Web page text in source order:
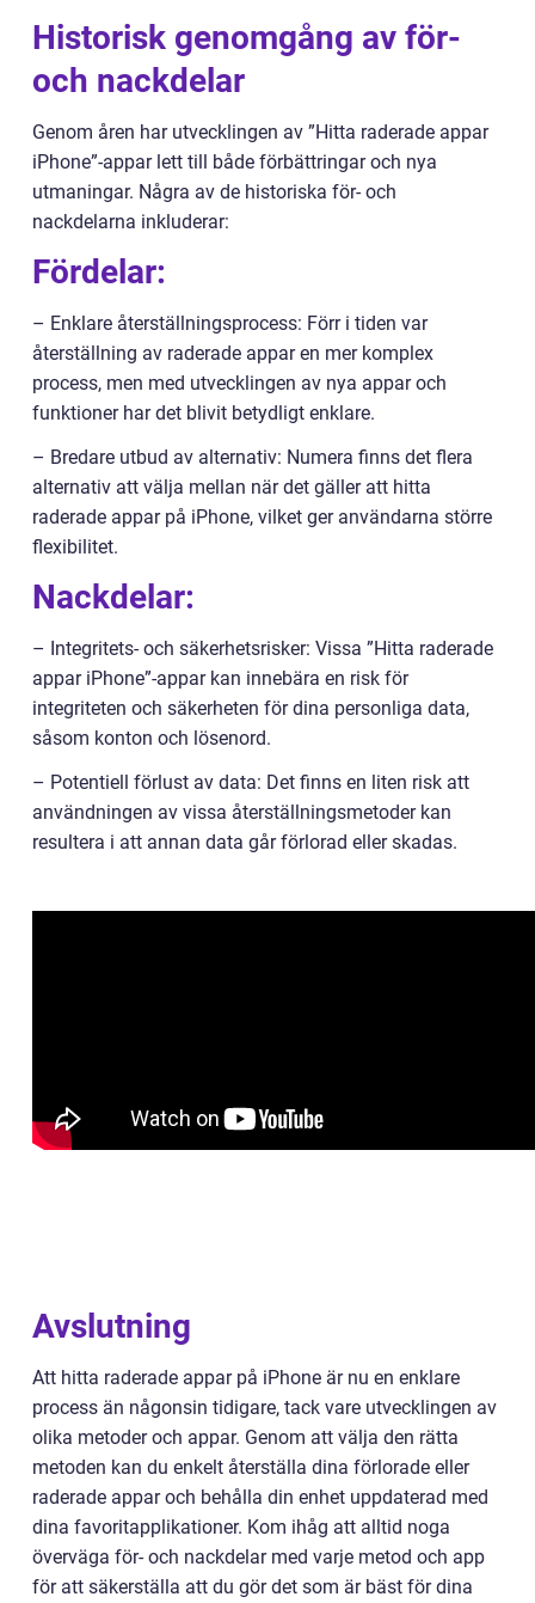
Historisk genomgång av för-
och nackdelar
Genom åren har utvecklingen av ”Hitta raderade appar
iPhone”-appar lett till både förbättringar och nya
utmaningar. Några av de historiska för- och
nackdelarna inkluderar:
Fördelar:
– Enklare återställningsprocess: Förr i tiden var
återställning av raderade appar en mer komplex
process, men med utvecklingen av nya appar och
funktioner har det blivit betydligt enklare.
– Bredare utbud av alternativ: Numera finns det flera
alternativ att välja mellan när det gäller att hitta
raderade appar på iPhone, vilket ger användarna större
flexibilitet.
Nackdelar:
– Integritets- och säkerhetsrisker: Vissa ”Hitta raderade
appar iPhone”-appar kan innebära en risk för
integriteten och säkerheten för dina personliga data,
såsom konton och lösenord.
– Potentiell förlust av data: Det finns en liten risk att
användningen av vissa återställningsmetoder kan
resultera i att annan data går förlorad eller skadas.
Avslutning
Att hitta raderade appar på iPhone är nu en enklare
process än någonsin tidigare, tack vare utvecklingen av
olika metoder och appar. Genom att välja den rätta
metoden kan du enkelt återställa dina förlorade eller
raderade appar och behålla din enhet uppdaterad med
dina favoritapplikationer. Kom ihåg att alltid noga
överväga för- och nackdelar med varje metod och app
för att säkerställa att du gör det som är bäst för dina